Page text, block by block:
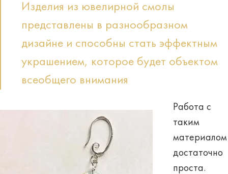
Изделия из ювелирной смолы
представлены в разнообразном
дизайне и способны стать эффектным
украшением, которое будет объектом
всеобщего внимания
Работа с
таким
материалом
достаточно
проста.